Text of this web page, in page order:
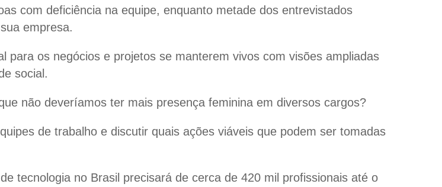
com deficiência na equipe, enquanto metade dos entrevistados
empresa.
para os negócios e projetos se manterem vivos com visões ampliadas
social.
não deveríamos ter mais presença feminina em diversos cargos?
de trabalho e discutir quais ações viáveis que podem ser tomadas
tecnologia no Brasil precisará de cerca de 420 mil profissionais até o